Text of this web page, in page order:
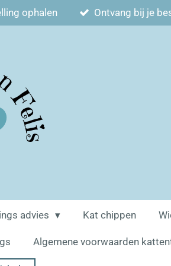
ophalen Ontvang bij je
advies Kat chippen
Algemene voorwaarden